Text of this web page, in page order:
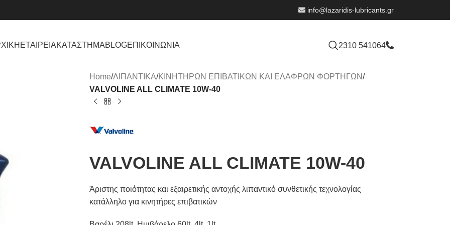
info@lazaridis-lubricants.gr
ΕΤΑΙΡΕΙΑΚΑΤΑΣΤΗΜΑBLOGΕΠΙΚΟΙΝΩΝΙΑ 2310 541064
Home/ΛΙΠΑΝΤΙΚΑ/ΚΙΝΗΤΗΡΩΝ ΕΠΙΒΑΤΙΚΩΝ ΚΑΙ ΕΛΑΦΡΩΝ ΦΟΡΤΗΓΩΝ/
VALVOLINE ALL CLIMATE 10W-40
VALVOLINE ALL CLIMATE 10W-40
Άριστης ποιότητας και εξαιρετικής αντοχής λιπαντικό συνθετικής τεχνολογίας
κατάλληλο για κινητήρες επιβατικών